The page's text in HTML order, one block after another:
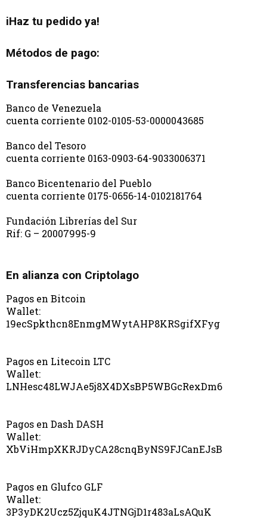
iHaz tu pedido ya!
Métodos de pago:
Transferencias bancarias
Banco de Venezuela
cuenta corriente 0102-0105-53-0000043685
Banco del Tesoro
cuenta corriente 0163-0903-64-9033006371
Banco Bicentenario del Pueblo
cuenta corriente 0175-0656-14-0102181764
Fundación Librerías del Sur
Rif: G – 20007995-9
En alianza con Criptolago
Pagos en Bitcoin
Wallet:
19ecSpkthcn8EnmgMWytAHP8KRSgifXFyg
Pagos en Litecoin LTC
Wallet:
LNHesc48LWJAe5j8X4DXsBP5WBGcRexDm6
Pagos en Dash DASH
Wallet:
XbViHmpXKRJDyCA28cnqByNS9FJCanEJsB
Pagos en Glufco GLF
Wallet:
3P3yDK2Ucz5ZjquK4JTNGjD1r483aLsAQuK